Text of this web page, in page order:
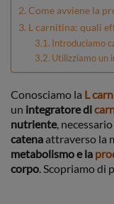
Come avviene la
L carnitina: quali
Introduciamo
Utilizziamo un
Conosciamo la L
un integratore di
nutriente, necessario
catenaattraverso la
metabolismo e la
corpo. Scopriamo di